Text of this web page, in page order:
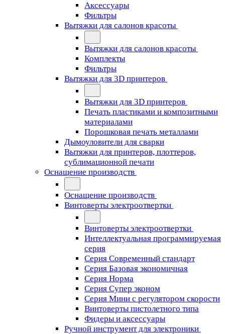
Аксессуары
Фильтры
Вытяжки для салонов красоты
Вытяжки для салонов красоты
Комплекты
Фильтры
Вытяжки для 3D принтеров
Вытяжки для 3D принтеров
Печать пластиками и композитными
материалами
Порошковая печать металлами
Дымоуловители для сварки
Вытяжки для принтеров, плоттеров,
сублимационной печати
Оснащение производств
Оснащение производств
Винтоверты электроотвертки
Винтоверты электроотвертки
Интеллектуальная программируемая
серия
Серия Современный стандарт
Серия Базовая экономичная
Серия Норма
Серия Cупер эконом
Серия Мини с регулятором скорости
Винтоверты пистолетного типа
Фидеры и аксессуары
Ручной инструмент для электроники